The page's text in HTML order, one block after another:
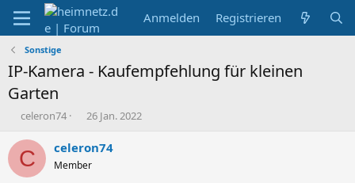
Anmelden Registrieren
Sonstige
IP-Kamera - Kaufempfehlung für kleinen
Garten
E
s
t
celeron74
E
s
e
26 Jan. 2022
C celeron74
Member